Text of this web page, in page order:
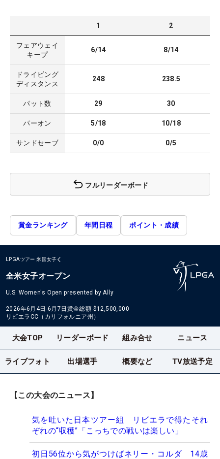
1 2
フェアウェイ
キープ
6/14 8/14
ドライビング
ディスタンス
248 238.5
パット数 29 30
パーオン 5/18 10/18
サンドセーブ 0/0 0/5
フルリーダーボード
賞金ランキング 年間日程 ポイント・成績
LPGAツアー 米国女子
全米女子オープン
U.S. Women's Open presented by Ally
2026年6月4日-6月7日 賞金総額 $12,500,000
リビエラCC（カリフォルニア州）
大会TOP リーダーボード 組み合せ ニュース
ライブフォト 出場選手 概要など TV放送予定
【この大会のニュース】
気を吐いた日本ツアー組 リビエラで得たそれ
ぞれの“収穫”「こっちでの戦いは楽しい」
初日56位から気がつけばネリー・コルダ 14歳